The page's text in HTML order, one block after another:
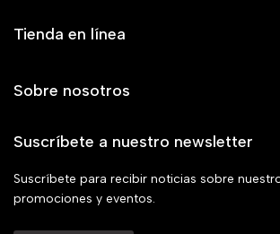
Tienda en línea
Sobre nosotros
Suscríbete a nuestro newsletter
Suscríbete para recibir noticias sobre
promociones y eventos.